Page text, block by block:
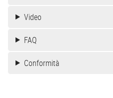
Video
FAQ
Conformità